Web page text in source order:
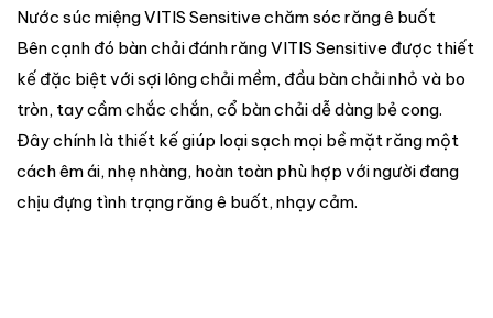
Nước súc miệng VITIS Sensitive chăm sóc răng ê buốt
Bên cạnh đó bàn chải đánh răng VITIS Sensitive được thiết
kế đặc biệt với sợi lông chải mềm, đầu bàn chải nhỏ và bo
tròn, tay cầm chắc chắn, cổ bàn chải dễ dàng bẻ cong.
Đây chính là thiết kế giúp loại sạch mọi bề mặt răng một
cách êm ái, nhẹ nhàng, hoàn toàn phù hợp với người đang
chịu đựng tình trạng răng ê buốt, nhạy cảm.